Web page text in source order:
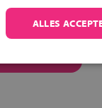
bij
ALLES